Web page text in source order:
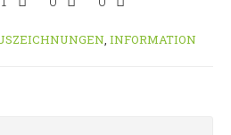
, INFORMATION